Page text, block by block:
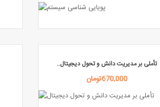
تأملی بر مدیریت دانش و تحول دیجیتال..
670,000تومان